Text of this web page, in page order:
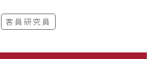
客員研究員